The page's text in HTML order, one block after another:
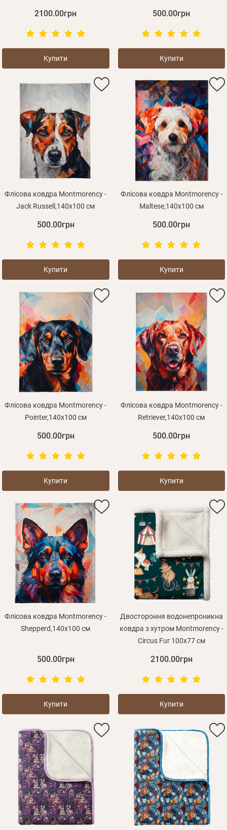
2100.00грн
Купити
500.00грн
Купити
Флісова ковдра Montmorency -
Jack Russell,140х100 см
500.00грн
Купити
Флісова ковдра Montmorency -
Maltese,140х100 см
500.00грн
Купити
Флісова ковдра Montmorency -
Pointer,140х100 см
500.00грн
Купити
Флісова ковдра Montmorency -
Retriever,140х100 см
500.00грн
Купити
Флісова ковдра Montmorency -
Shepperd,140х100 см
500.00грн
Купити
Двостороння водонепроникна
ковдра з хутром Montmorency -
Circus Fur 100х77 см
2100.00грн
Купити